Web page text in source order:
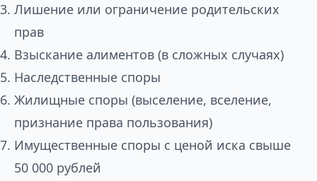
Лишение или ограничение родительских
прав
Взыскание алиментов (в сложных случаях)
Наследственные споры
Жилищные споры (выселение, вселение,
признание права пользования)
Имущественные споры с ценой иска свыше
50 000 рублей